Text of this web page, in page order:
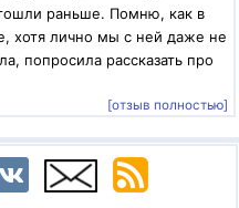
раньше. Помню, как в
хотя лично мы с ней даже не
попросила рассказать про
[отзыв полностью]